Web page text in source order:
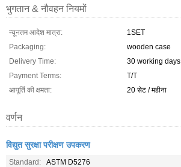
भुगतान & नौवहन नियमों
न्यूनतम आदेश मात्रा:
1SET
Packaging:
wooden case
Delivery Time:
30 working days
Payment Terms:
T/T
आपूर्ति की क्षमता:
20 सेट / महीना
वर्णन
विद्युत सुरक्षा परीक्षण उपकरण
Standard:
ASTM D5276